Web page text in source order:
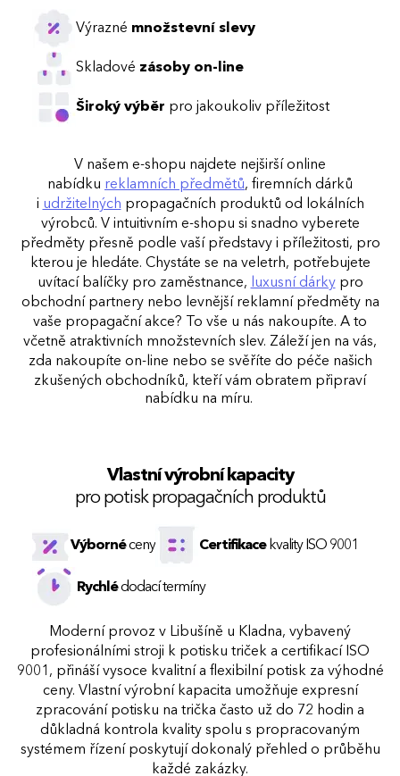
Výrazné množstevní slevy
Skladové zásoby on-line
Široký výběr pro jakoukoliv příležitost
V našem e-shopu najdete nejširší online
nabídku reklamních předmětů, firemních dárků
i udržitelných propagačních produktů od lokálních
výrobců. V intuitivním e-shopu si snadno vyberete
předměty přesně podle vaší představy i příležitosti, pro
kterou je hledáte. Chystáte se na veletrh, potřebujete
uvítací balíčky pro zaměstnance, luxusní dárkypro
obchodní partnery nebo levnější reklamní předměty na
vaše propagační akce? To vše u nás nakoupíte. A to
včetně atraktivních množstevních slev. Záleží jen na vás,
zda nakoupíte on-line nebo se svěříte do péče našich
zkušených obchodníků, kteří vám obratem připraví
nabídku na míru.
Vlastní výrobní kapacity
pro potisk propagačních produktů
Výbornéceny Certifikacekvality ISO 9001
Rychlédodací termíny
Moderní provoz v Libušíně u Kladna, vybavený
profesionálními stroji k potisku triček a certifikací ISO
9001, přináší vysoce kvalitní a flexibilní potisk za výhodné
ceny. Vlastní výrobní kapacita umožňuje expresní
zpracování potisku na trička často už do 72 hodin a
důkladná kontrola kvality spolu s propracovaným
systémem řízení poskytují dokonalý přehled o průběhu
každé zakázky.